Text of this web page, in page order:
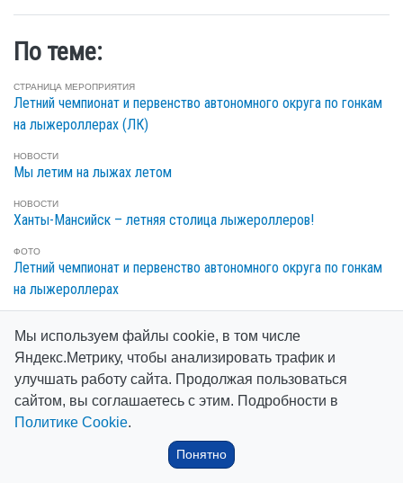
По теме:
СТРАНИЦА МЕРОПРИЯТИЯ
Летний чемпионат и первенство автономного округа по гонкам
на лыжероллерах (ЛК)
НОВОСТИ
Мы летим на лыжах летом
НОВОСТИ
Ханты-Мансийск – летняя столица лыжероллеров!
ФОТО
Летний чемпионат и первенство автономного округа по гонкам
на лыжероллерах
Лыжероллеры снова в Ханты-Мансийске!
Мы используем файлы cookie, в том числе
Яндекс.Метрику, чтобы анализировать трафик и
улучшать работу сайта. Продолжая пользоваться
сайтом, вы соглашаетесь с этим. Подробности в
Политике Cookie.
Понятно